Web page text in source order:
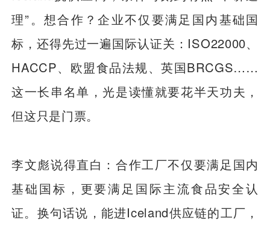
理”。想合作？企业不仅要满足国内基础国
标，还得先过一遍国际认证关：ISO22000、
HACCP、欧盟食品法规、英国BRCGS……
这一长串名单，光是读懂就要花半天功夫，
但这只是门票。
李文彪说得直白：合作工厂不仅要满足国内
基础国标，更要满足国际主流食品安全认
证。换句话说，能进Iceland供应链的工厂，